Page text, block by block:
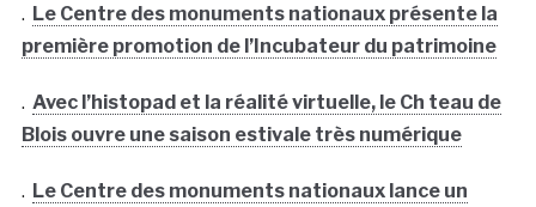
. Le Centre des monuments nationaux présente la
première promotion de l’Incubateur du patrimoine
. Avec l’histopad et la réalité virtuelle, le Ch teau de
Blois ouvre une saison estivale très numérique
. Le Centre des monuments nationaux lance un